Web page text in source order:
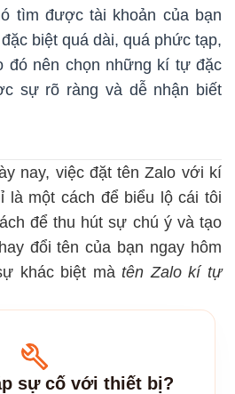
tìm được tài khoản của bạn
biệt quá dài, quá phức tạp,
đó nên chọn những kí tự đặc
sự rõ ràng và dễ nhận biết
nay, việc đặt tên Zalo với kí
là một cách để biểu lộ cái tôi
để thu hút sự chú ý và tạo
đổi tên của bạn ngay hôm
khác biệt màtên Zalo kí tự
sự cố với thiết bị?